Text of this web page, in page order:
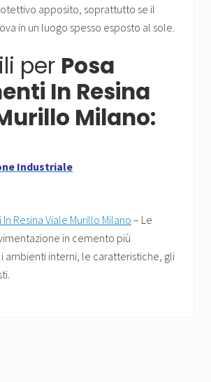
apposito, soprattutto se il
in un luogo spesso esposto al sole.
per Posa
In Resina
Milano:
Industriale
Resina Viale Murillo Milano – Le
in cemento più
ambienti interni, le caratteristiche, gli